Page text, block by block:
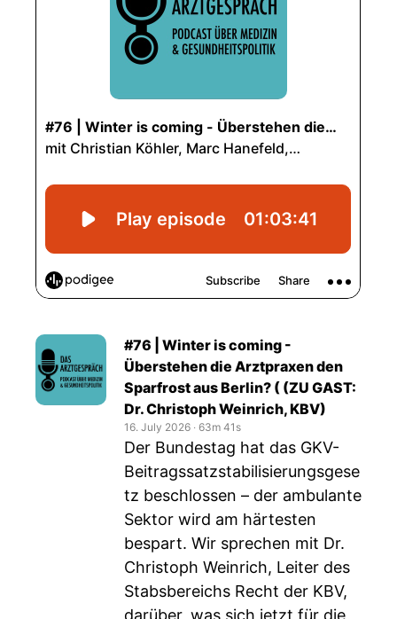
#76 | Winter is coming -
Überstehen die Arztpraxen den
Sparfrost aus Berlin? ( (ZU GAST:
Dr. Christoph Weinrich, KBV)
16. July 2026 ‧ 63m 41s
Der Bundestag hat das GKV-
Beitragssatzstabilisierungsgese
tz beschlossen – der ambulante
Sektor wird am härtesten
bespart. Wir sprechen mit Dr.
Christoph Weinrich, Leiter des
Stabsbereichs Recht der KBV,
darüber, was sich jetzt für die